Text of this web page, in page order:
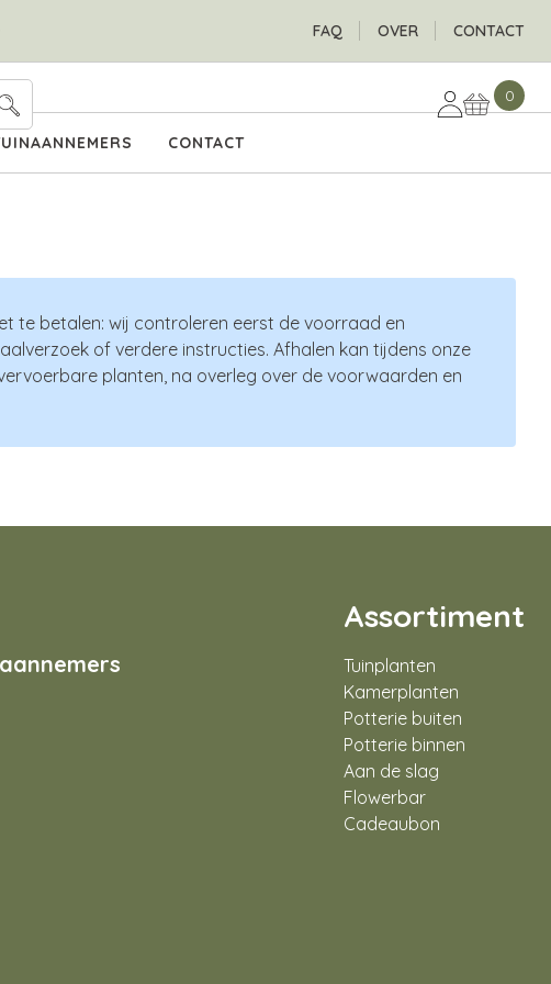
FAQ OVER CONTACT
CONTACT
0
te betalen: wij controleren eerst de voorraad en
of verdere instructies. Afhalen kan tijdens onze
planten, na overleg over de voorwaarden en
Assortiment
Tuinplanten
Kamerplanten
Potterie buiten
Potterie binnen
Aan de slag
Flowerbar
Cadeaubon